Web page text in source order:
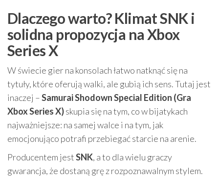
Dlaczego warto? Klimat SNK i
solidna propozycja na Xbox
Series X
W świecie gier na konsolach łatwo natknąć się na
tytuły, które oferują walki, ale gubią ich sens. Tutaj jest
inaczej –Samurai Shodown Special Edition (Gra
Xbox Series X)skupia się na tym, co w bijatykach
najważniejsze: na samej walce i na tym, jak
emocjonująco potrafi przebiegać starcie na arenie.
Producentem jestSNK, a to dla wielu graczy
gwarancja, że dostaną grę z rozpoznawalnym stylem.